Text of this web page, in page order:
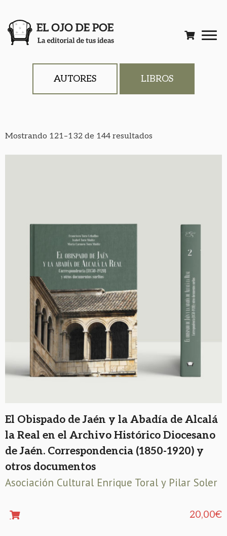
AUTORES LIBROS
Mostrando 121–132 de 144 resultados
El Obispado de Jaén y la Abadía de Alcalá
la Real en el Archivo Histórico Diocesano
de Jaén. Correspondencia (1850-1920) y
otros documentos
Asociación Cultural Enrique Toral y Pilar Soler
20,00€